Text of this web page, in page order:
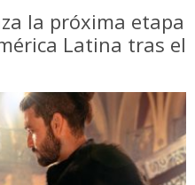
la próxima etapa
Latina tras el